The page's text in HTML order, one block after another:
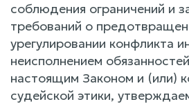
соблюдения ограничений и
требований о
урегулировании конфликта
неисполнением
настоящим Законом и (или)
судейской этики,